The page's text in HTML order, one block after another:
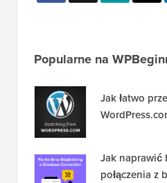
Popularne na
Jak łatwo
Jak naprawić
połączenia z